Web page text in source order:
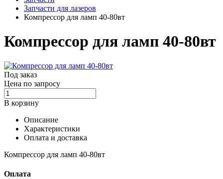
Запчасти для лазеров
Компрессор для ламп 40-80вт
Компрессор для ламп 40-80вт
Под заказ
Цена по запросу
В корзину
Описание
Характеристики
Оплата и доставка
Компрессор для ламп 40-80вт
Оплата